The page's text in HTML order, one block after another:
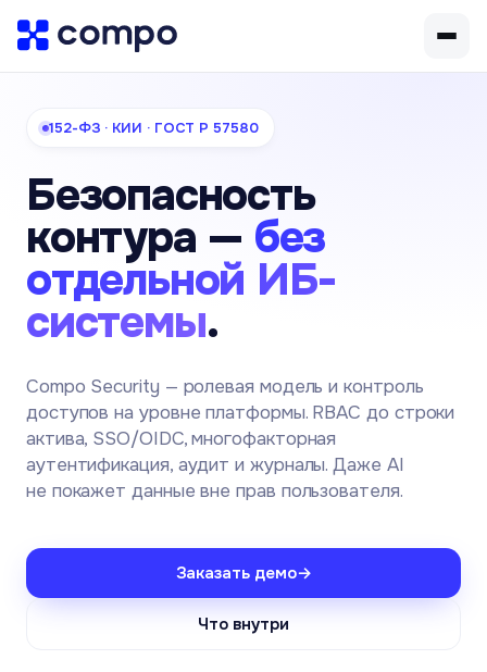
152-ФЗ · КИИ · ГОСТ Р 57580
Безопасность
контура — без
отдельной ИБ-
системы.
Compo Security — ролевая модель и контроль
доступов на уровне платформы. RBAC до строки
актива, SSO/OIDC, многофакторная
аутентификация, аудит и журналы. Даже AI
не покажет данные вне прав пользователя.
Заказать демо→
Что внутри